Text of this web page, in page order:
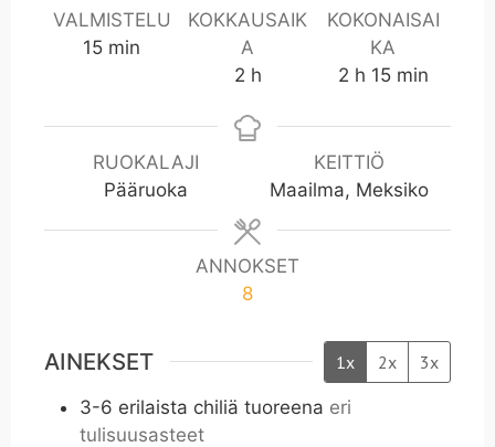
VALMISTELU
15mmin
KOKKAUSAIK
A
2hh
KOKONAISAI
KA
2hh 15m
n
min
RUOKALAJI
Pääruoka
KEITTIÖ
Maailma, Meksiko
ANNOKSET
8
AINEKSET 1x 2x 3x
3-6 erilaista chiliä tuoreena eri
tulisuusasteet